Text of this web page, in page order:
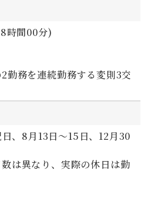
時間00分)
勤務を連続勤務する変則3交
、8月13日～15日、12月30
は異なり、実際の休日は勤